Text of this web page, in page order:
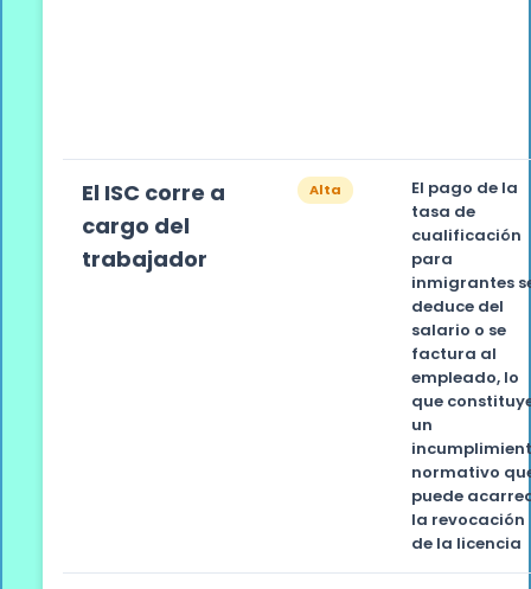
El ISC corre a
cargo del
trabajador
Alta
El pago de la
tasa de
cualificación
para
inmigrantes
deduce del
salario o se
factura al
empleado, lo
que
un
normativo
puede
la revocación
de la licencia